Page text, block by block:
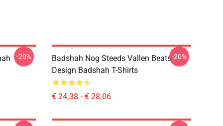
-20%
Badshah Nog Steeds Vallen Beats
Design Badshah T-Shirts
€ 24,38 - € 28,06
-20%